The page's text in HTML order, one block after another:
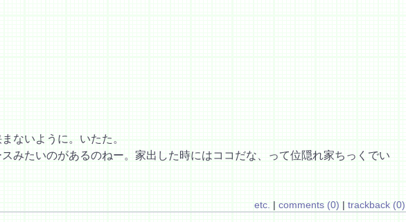
ないように。いたた。
みたいのがあるのねー。家出した時にはココだな、って位隠れ家ちっくでい
etc. | comments (0) | trackback (0)